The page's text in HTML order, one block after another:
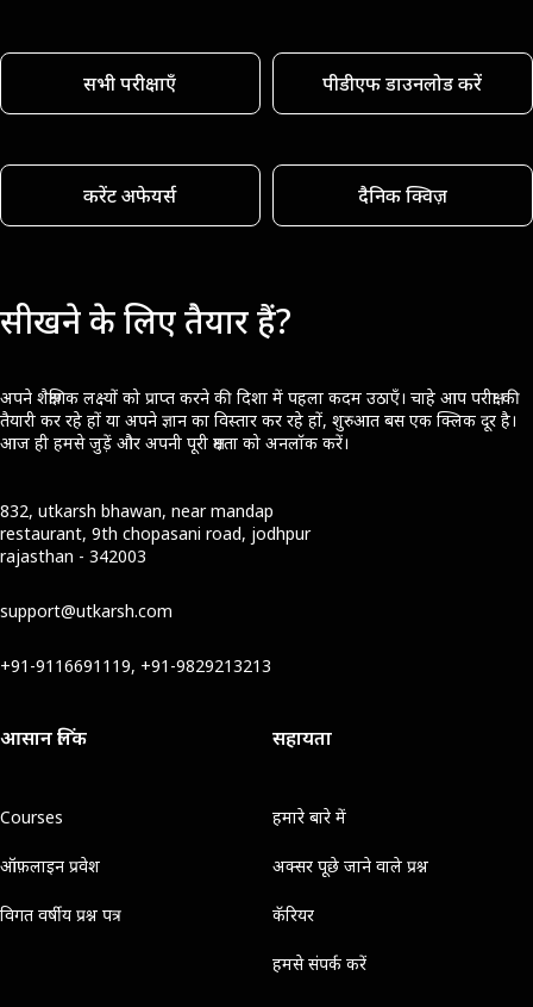
सभी परीक्षाएँ पीडीएफ डाउनलोड करें
करेंट अफेयर्स दैनिक क्विज़
सीखने के लिए तैयार हैं?
अपने शैक्षणिक लक्ष्यों को प्राप्त करने की दिशा में पहला कदम उठाएँ। चाहे आप परीक्षा की
तैयारी कर रहे हों या अपने ज्ञान का विस्तार कर रहे हों, शुरुआत बस एक क्लिक दूर है।
आज ही हमसे जुड़ें और अपनी पूरी क्षमता को अनलॉक करें।
832, utkarsh bhawan, near mandap
restaurant, 9th chopasani road, jodhpur
rajasthan - 342003
support@utkarsh.com
+91-9116691119, +91-9829213213
आसान लिंक
Courses
ऑफ़लाइन प्रवेश
विगत वर्षीय प्रश्न पत्र
सहायता
हमारे बारे में
अक्सर पूछे जाने वाले प्रश्न
कॅरियर
हमसे संपर्क करें